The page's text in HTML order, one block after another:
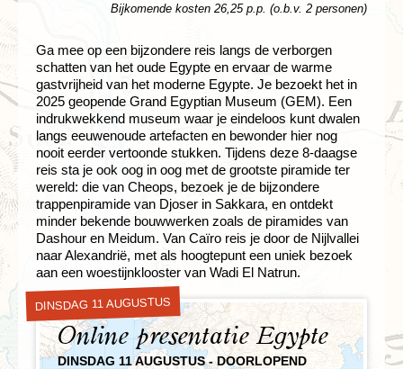
Bijkomende kosten 26,25 p.p. (o.b.v. 2 personen)
Ga mee op een bijzondere reis langs de verborgen
schatten van het oude Egypte en ervaar de warme
gastvrijheid van het moderne Egypte. Je bezoekt het in
2025 geopende Grand Egyptian Museum (GEM). Een
indrukwekkend museum waar je eindeloos kunt dwalen
langs eeuwenoude artefacten en bewonder hier nog
nooit eerder vertoonde stukken. Tijdens deze 8-daagse
reis sta je ook oog in oog met de grootste piramide ter
wereld: die van Cheops, bezoek je de bijzondere
trappenpiramide van Djoser in Sakkara, en ontdekt
minder bekende bouwwerken zoals de piramides van
Dashour en Meidum. Van Caïro reis je door de Nijlvallei
naar Alexandrië, met als hoogtepunt een uniek bezoek
aan een woestijnklooster van Wadi El Natrun.
DINSDAG 11 AUGUSTUS
Online presentatie Egypte
DINSDAG 11 AUGUSTUS - DOORLOPEND